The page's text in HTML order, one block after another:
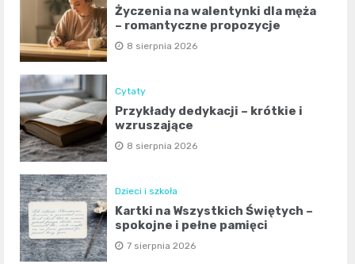
Życzenia na walentynki dla męża
– romantyczne propozycje
8 sierpnia 2026
Cytaty
Przykłady dedykacji – krótkie i
wzruszające
8 sierpnia 2026
Dzieci i szkoła
Kartki na Wszystkich Świętych –
spokojne i pełne pamięci
7 sierpnia 2026